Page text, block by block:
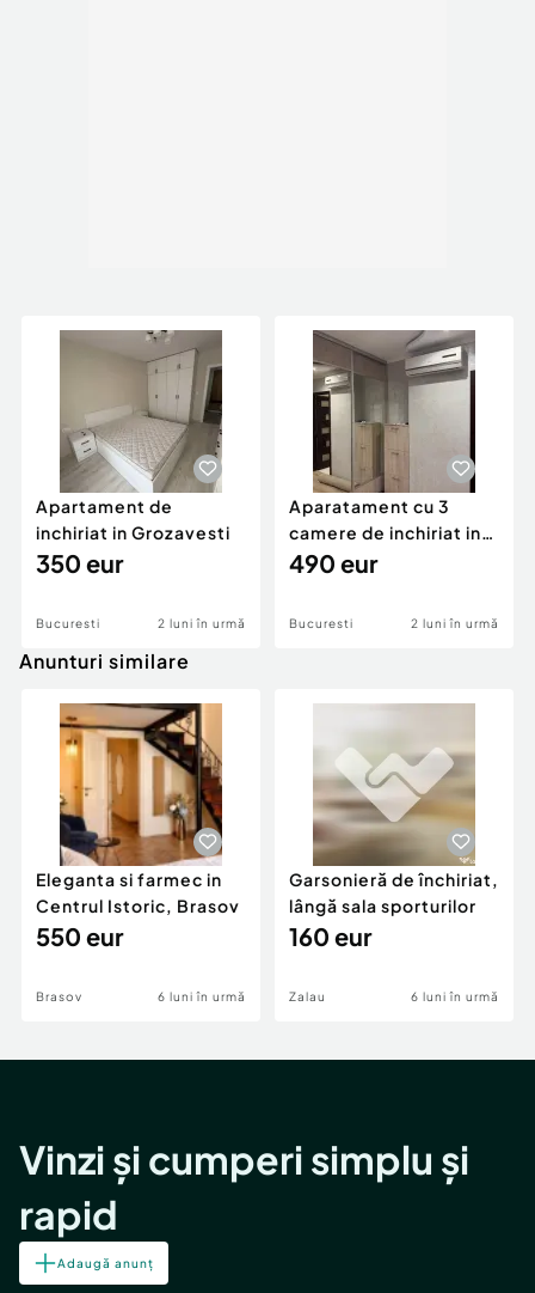
Apartament de
inchiriat in Grozavesti
350 eur
Bucuresti 2 luni în urmă
Aparatament cu 3
camere de inchiriat in
zona Militari
490 eur
Bucuresti 2 luni în urmă
Anunturi similare
Eleganta si farmec in
Centrul Istoric, Brasov
550 eur
Brasov 6 luni în urmă
Garsonieră de închiriat,
lângă sala sporturilor
160 eur
Zalau 6 luni în urmă
Vinzi și cumperi simplu și
rapid
Adaugă anunț